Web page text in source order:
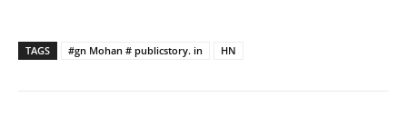
TAGS #gn Mohan # publicstory. in HN